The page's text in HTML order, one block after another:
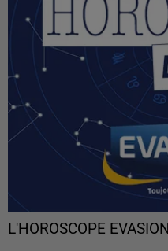
L'HOROSCOPE EVASION